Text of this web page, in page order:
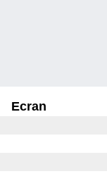
Ecran